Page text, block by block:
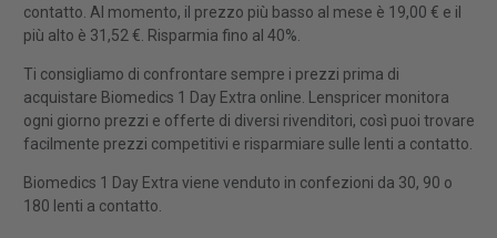
contatto. Al momento, il prezzo più basso al mese è 19,00 € e il
più alto è 31,52 €. Risparmia fino al 40%.
Ti consigliamo di confrontare sempre i prezzi prima di
acquistare Biomedics 1 Day Extra online. Lenspricer monitora
ogni giorno prezzi e offerte di diversi rivenditori, così puoi trovare
facilmente prezzi competitivi e risparmiare sulle lenti a contatto.
Biomedics 1 Day Extra viene venduto in confezioni da 30, 90 o
180 lenti a contatto.